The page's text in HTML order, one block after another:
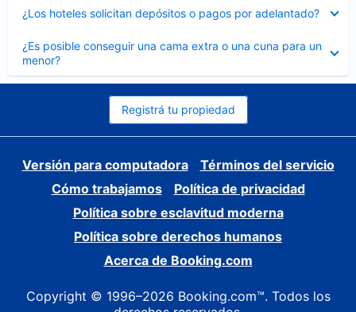
¿Los hoteles solicitan depósitos o pagos por adelantado?
cerrado
¿Es posible conseguir una cama extra o una cuna para un
menor?
cerrado
Registrá tu propiedad
Versión para computadora
Términos del servicio
Cómo trabajamos
Política de privacidad
Política sobre esclavitud moderna
Política sobre derechos humanos
Acerca de Booking.com
Copyright © 1996–2026 Booking.com™. Todos los